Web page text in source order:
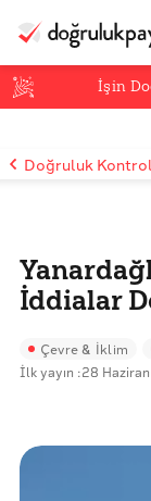
İşin
Doğruluk
İddialar
Çevre & İklim
İlk yayın :28